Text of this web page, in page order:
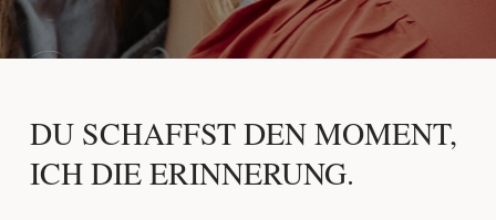
DU SCHAFFST DEN MOMENT,
ICH DIE ERINNERUNG.